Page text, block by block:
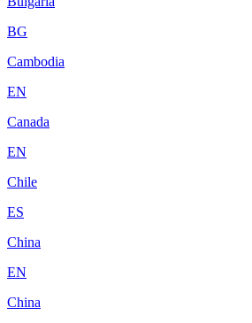
BG
Cambodia
EN
Canada
EN
Chile
ES
China
EN
China